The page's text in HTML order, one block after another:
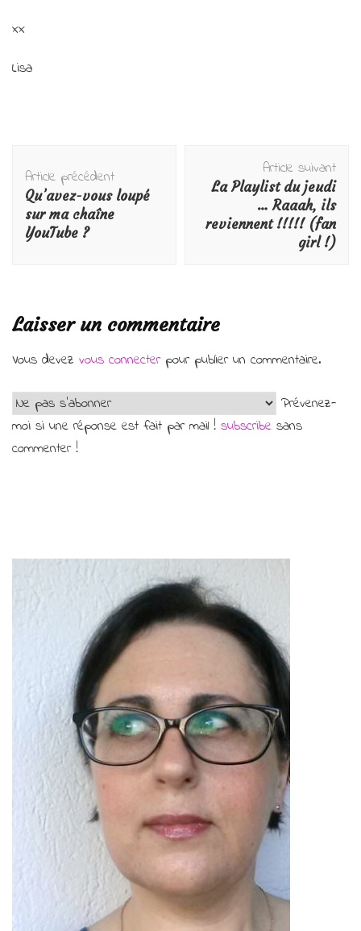
xx
Lisa
d'article
Article précédent
Qu’avez-vous loupé
sur ma chaîne
YouTube ?
Article suivant
La Playlist du jeudi
… Raaah, ils
reviennent !!!!! (fan
girl !)
Laisser un commentaire
Vous devez vous connecterpour publier un commentaire.
Prévenez-
moi si une réponse est fait par mail ! subscribe sans
commenter !